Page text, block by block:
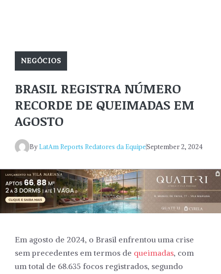
NEGÓCIOS
BRASIL REGISTRA NÚMERO
RECORDE DE QUEIMADAS EM
AGOSTO
ByLatAm Reports Redatores da EquipeSeptember 2, 2024
Em agosto de 2024, o Brasil enfrentou uma crise
sem precedentes em termos de queimadas, com
um total de 68.635 focos registrados, segundo